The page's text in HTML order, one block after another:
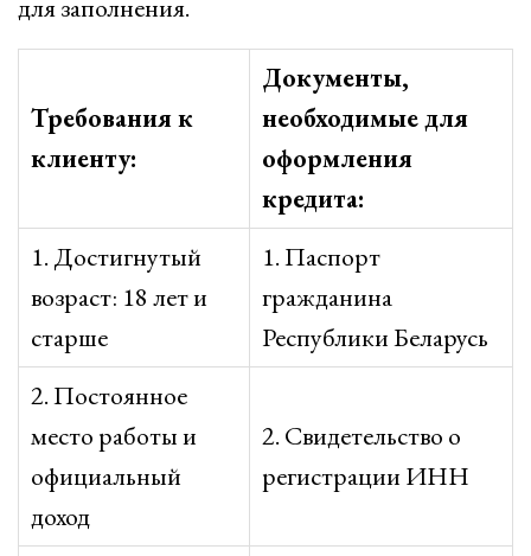
для заполнения.
Требования к
клиенту:
Документы,
необходимые для
оформления
кредита:
1. Достигнутый
возраст: 18 лет и
старше
1. Паспорт
гражданина
Республики Беларусь
2. Постоянное
место работы и
официальный
доход
2. Свидетельство о
регистрации ИНН